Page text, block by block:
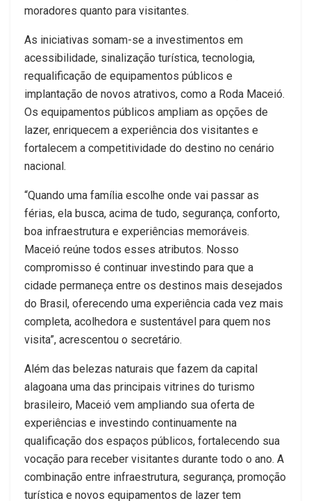
moradores quanto para visitantes.
As iniciativas somam-se a investimentos em
acessibilidade, sinalização turística, tecnologia,
requalificação de equipamentos públicos e
implantação de novos atrativos, como a Roda Maceió.
Os equipamentos públicos ampliam as opções de
lazer, enriquecem a experiência dos visitantes e
fortalecem a competitividade do destino no cenário
nacional.
“Quando uma família escolhe onde vai passar as
férias, ela busca, acima de tudo, segurança, conforto,
boa infraestrutura e experiências memoráveis.
Maceió reúne todos esses atributos. Nosso
compromisso é continuar investindo para que a
cidade permaneça entre os destinos mais desejados
do Brasil, oferecendo uma experiência cada vez mais
completa, acolhedora e sustentável para quem nos
visita”, acrescentou o secretário.
Além das belezas naturais que fazem da capital
alagoana uma das principais vitrines do turismo
brasileiro, Maceió vem ampliando sua oferta de
experiências e investindo continuamente na
qualificação dos espaços públicos, fortalecendo sua
vocação para receber visitantes durante todo o ano. A
combinação entre infraestrutura, segurança, promoção
turística e novos equipamentos de lazer tem